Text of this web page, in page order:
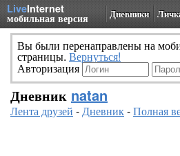
LiveInternet
мобильная версия Дневники
Вы были перенаправлены на
страницы. Вернуться!
Авторизация
Дневник natan
Лента друзей -Дневник-Полная